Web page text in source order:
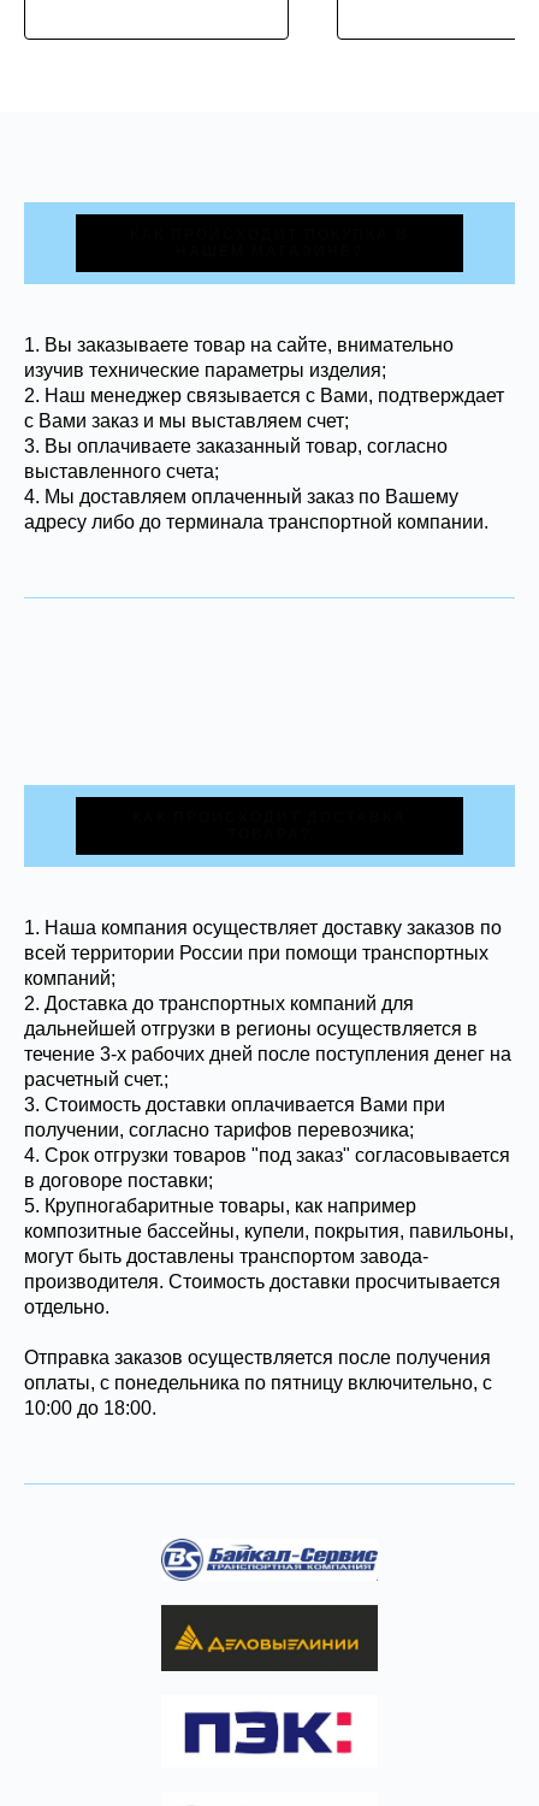
1. Вы заказываете товар на сайте, внимательно
изучив технические параметры изделия;
2. Наш менеджер связывается с Вами, подтверждает
с Вами заказ и мы выставляем счет;
3. Вы оплачиваете заказанный товар, согласно
выставленного счета;
4. Мы доставляем оплаченный заказ по Вашему
адресу либо до терминала транспортной компании.
1. Наша компания осуществляет доставку заказов по
всей территории России при помощи транспортных
компаний;
2. Доставка до транспортных компаний для
дальнейшей отгрузки в регионы осуществляется в
течение 3-х рабочих дней после поступления денег на
расчетный счет.;
3. Стоимость доставки оплачивается Вами при
получении, согласно тарифов перевозчика;
4. Срок отгрузки товаров "под заказ" согласовывается
в договоре поставки;
5. Крупногабаритные товары, как например
композитные бассейны, купели, покрытия, павильоны,
могут быть доставлены транспортом завода-
производителя. Стоимость доставки просчитывается
отдельно.
Отправка заказов осуществляется после получения
оплаты, с понедельника по пятницу включительно, с
10:00 до 18:00.